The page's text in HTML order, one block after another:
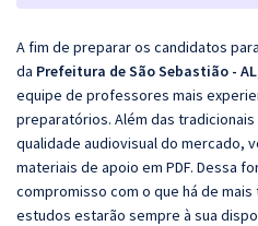
A fim de preparar os candidatos
da Prefeitura de São Sebastião - AL
equipe de professores mais
preparatórios. Além das
qualidade audiovisual do mercado,
materiais de apoio em PDF. Dessa
compromisso com o que há de
estudos estarão sempre à sua